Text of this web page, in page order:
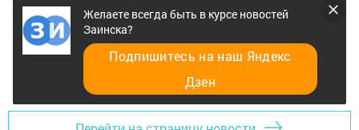
Желаете всегда быть в курсе новостей
Заинска?
Подпишитесь на наш Яндекс
Дзен